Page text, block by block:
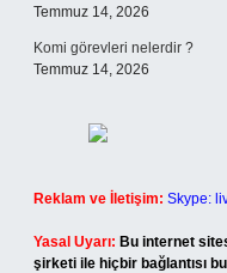
Temmuz 14, 2026
Komi görevleri nelerdir ?
Temmuz 14, 2026
Reklam ve İletişim: Skype:
Yasal Uyarı: Bu internet
şirketi ile hiçbir bağlantısı